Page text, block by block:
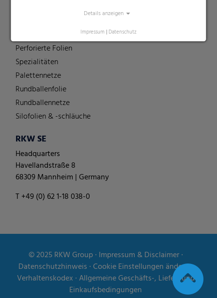
Details anzeigen
Impressum | Datenschutz
Perforierte Folien
Spezialitäten
Palettennetze
Rundballenfolie
Rundballennetze
Silofolien & -schläuche
RKW SE
Headquarters
Havellandstraße 8
68309 Mannheim | Germany
T +49 (0) 62 1-18 038-0
© 2025RKW Group∙ Impressum & Disclaimer∙
Datenschutzhinweis ∙Cookie Einstellungen ändern∙
Verhaltenskodex ∙Allgemeine Geschäfts-, Liefer- und
Einkaufsbedingungen